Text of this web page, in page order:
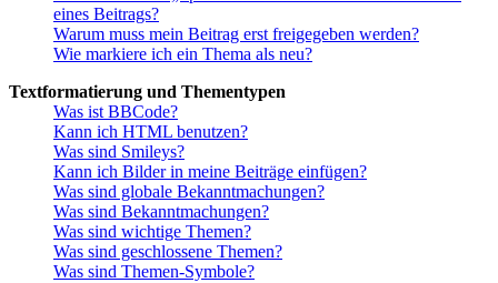
eines Beitrags?
Warum muss mein Beitrag erst freigegeben werden?
Wie markiere ich ein Thema als neu?
Textformatierung und Thementypen
Was ist BBCode?
Kann ich HTML benutzen?
Was sind Smileys?
Kann ich Bilder in meine Beiträge einfügen?
Was sind globale Bekanntmachungen?
Was sind Bekanntmachungen?
Was sind wichtige Themen?
Was sind geschlossene Themen?
Was sind Themen-Symbole?